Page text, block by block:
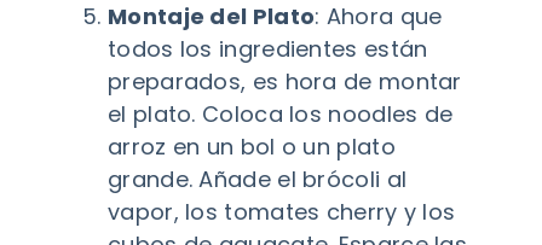
Montaje del Plato: Ahora que
todos los ingredientes están
preparados, es hora de montar
el plato. Coloca los noodles de
arroz en un bol o un plato
grande. Añade el brócoli al
vapor, los tomates cherry y los